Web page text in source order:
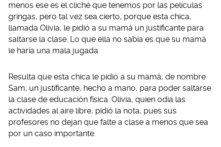
menos ese es el cliché que tenemos por las películas
gringas, pero tal vez sea cierto, porque esta chica,
llamada Olivia, le pidió a su mamá un justificante para
saltarse la clase. Lo que ella no sabía es que su mamá
le haría una mala jugada.
Resulta que esta chica le pidió a su mamá, de nombre
Sam, un justificante, hecho a mano, para poder saltarse
la clase de educación física. Olivia, quien odia las
actividades al aire libre, pidió la nota, pues sus
profesores no dejan que falte a clase a menos que sea
por un caso importante.